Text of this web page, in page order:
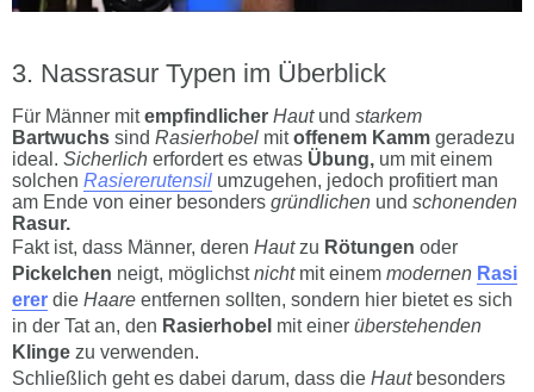
Nassrasur Typen im Überblick
Für Männer mitempfindlicher Hautund starkem
Bartwuchs sind Rasierhobel mitoffenem Kamm geradezu
ideal. Sicherlich erfordert es etwas Übung, um mit einem
solchen Rasiererutensil umzugehen, jedoch profitiert man
am Ende von einer besonders gründlichen und schonenden
Rasur.
Fakt ist, dass Männer, deren Hautzu Rötungen oder
Pickelchen neigt, möglichstnichtmit einem modernen Rasi
erer die Haare entfernen sollten, sondern hier bietet es sich
in der Tat an, den Rasierhobel mit einer überstehenden
Klinge zu verwenden.
Schließlich geht es dabei darum, dass die Hautbesonders